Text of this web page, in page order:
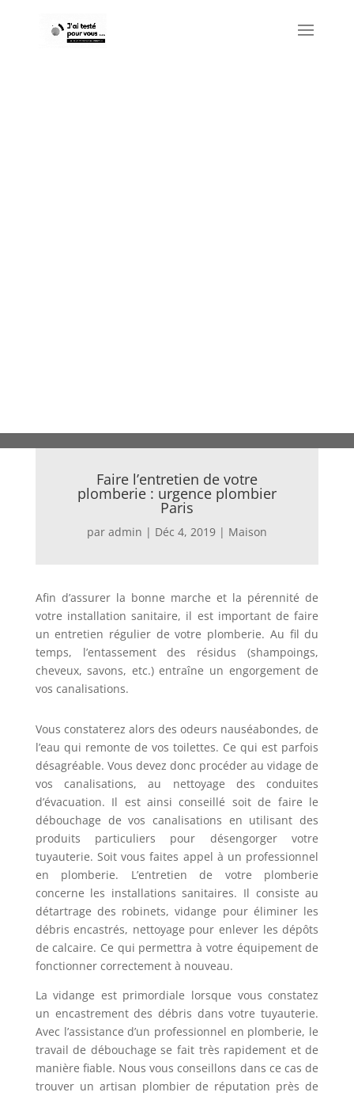
Faire l’entretien de votre
plomberie : urgence plombier
Paris
par admin | Déc 4, 2019| Maison
Afin d’assurer la bonne marche et la pérennité de
votre installation sanitaire, il est important de faire
un entretien régulier de votre plomberie. Au fil du
temps, l’entassement des résidus (shampoings,
cheveux, savons, etc.) entraîne un engorgement de
vos canalisations.
Vous constaterez alors des odeurs nauséabondes, de
l’eau qui remonte de vos toilettes. Ce qui est parfois
désagréable. Vous devez donc procéder au vidage de
vos canalisations, au nettoyage des conduites
d’évacuation. Il est ainsi conseillé soit de faire le
débouchage de vos canalisations en utilisant des
produits particuliers pour désengorger votre
tuyauterie. Soit vous faites appel à un professionnel
en plomberie. L’entretien de votre plomberie
concerne les installations sanitaires. Il consiste au
détartrage des robinets, vidange pour éliminer les
débris encastrés, nettoyage pour enlever les dépôts
de calcaire. Ce qui permettra à votre équipement de
fonctionner correctement à nouveau.
La vidange est primordiale lorsque vous constatez
un encastrement des débris dans votre tuyauterie.
Avec l’assistance d’un professionnel en plomberie, le
travail de débouchage se fait très rapidement et de
manière fiable. Nous vous conseillons dans ce cas de
trouver un artisan plombier de réputation près de